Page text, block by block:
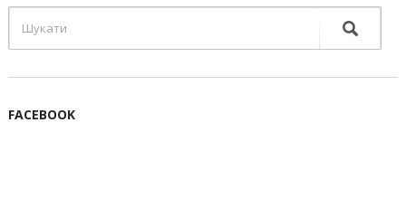
FACEBOOK